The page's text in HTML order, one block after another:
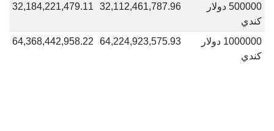
500000 دولار
كندي
32,112,461,787.96
32,184,221,479.11
1000000 دولار
كندي
64,224,923,575.93
64,368,442,958.22